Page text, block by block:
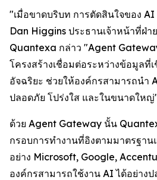
"เมื่อขาดบริบท การตัดสินใจของ AI
Dan Higgins ประธานเจ้าหน้าที่ฝ่
Quantexa กล่าว "Agent
โครงสร้างเชื่อมต่อระหว่างข้อมูลที่
อัจฉริยะ ช่วยให้องค์กรสามารถนำ
ปลอดภัย โปร่งใส และในขนาดใหญ่
ด้วย Agent Gateway นั้น
กรอบการทำงานที่อิงตามมาตรฐา
อย่าง Microsoft, Google,
องค์กรสามารถใช้งาน AI ได้อย่าง